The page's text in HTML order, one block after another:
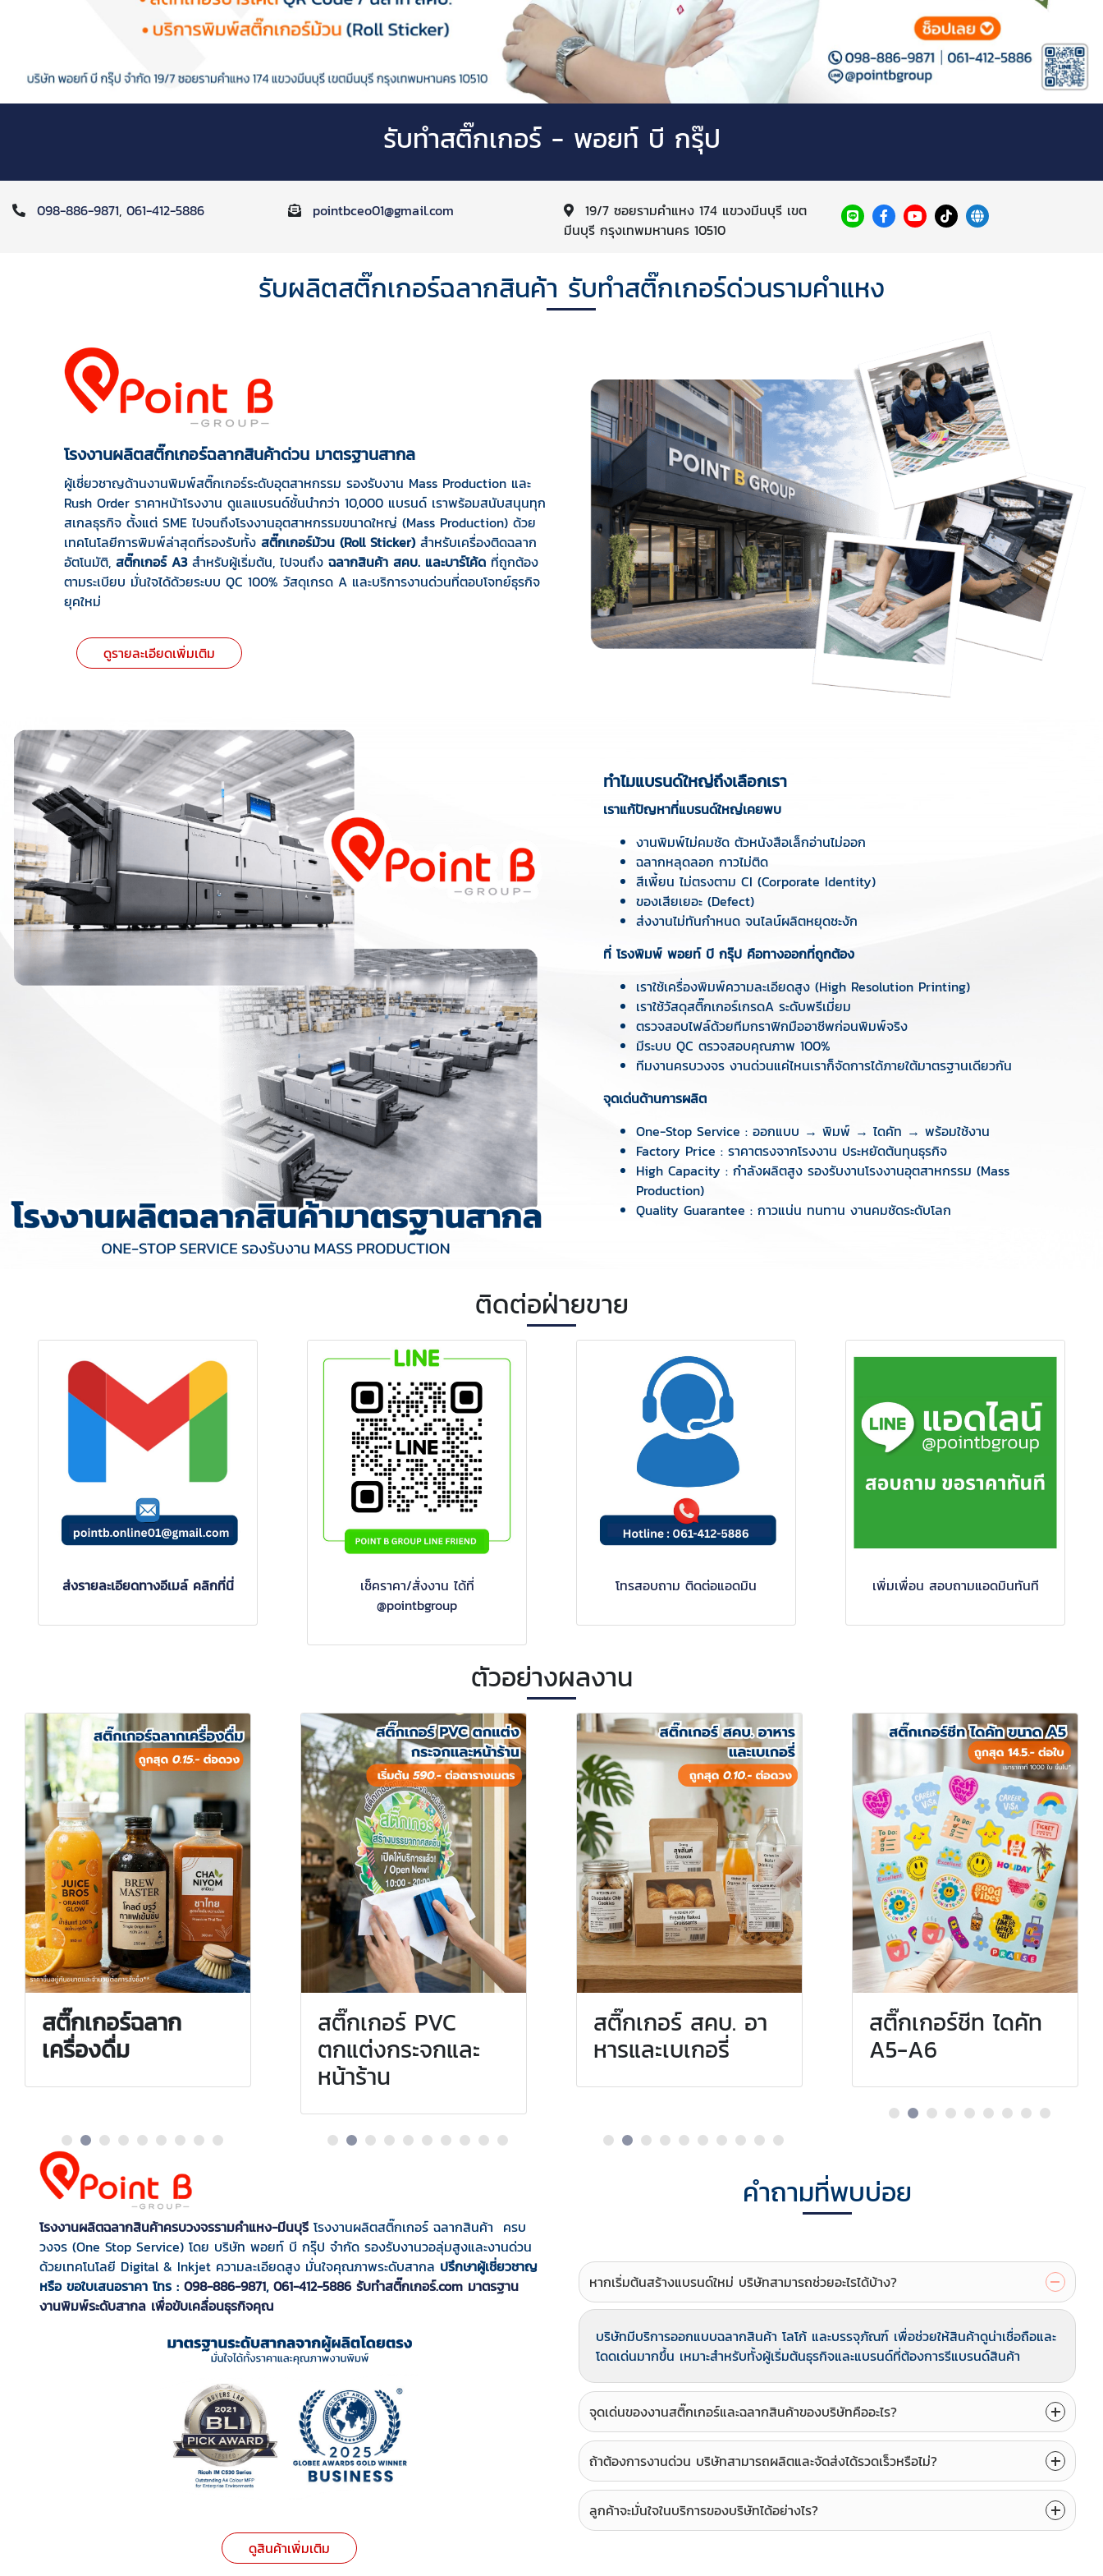
รับทำสติ๊กเกอร์ - พอยท์ บี กรุ๊ป
098-886-9871, 061-412-5886 pointbceo01@gmail.com
19/7 ซอยรามคำแหง 174 แขวงมีนบุรี เขต
มีนบุรี กรุงเทพมหานคร 10510
รับผลิตสติ๊กเกอร์ฉลากสินค้า รับทำสติ๊กเกอร์ด่วนรามคำแหง
โรงงานผลิตสติ๊กเกอร์ฉลากสินค้าด่วน มาตรฐานสากล
ผู้เชี่ยวชาญด้านงานพิมพ์สติ๊กเกอร์ระดับอุตสาหกรรม รองรับงาน Mass Production และ
Rush Order ราคาหน้าโรงงาน ดูแลแบรนด์ชั้นนำกว่า 10,000 แบรนด์ เราพร้อมสนับสนุนทุก
สเกลธุรกิจ ตั้งแต่ SME ไปจนถึงโรงงานอุตสาหกรรมขนาดใหญ่ (Mass Production) ด้วย
เทคโนโลยีการพิมพ์ล่าสุดที่รองรับทั้ง สติ๊กเกอร์ม้วน (Roll Sticker)สำหรับเครื่องติดฉลาก
อัตโนมัติ, สติ๊กเกอร์ A3สำหรับผู้เริ่มต้น, ไปจนถึง ฉลากสินค้า สคบ. และบาร์โค้ด ที่ถูกต้อง
ตามระเบียบ มั่นใจได้ด้วยระบบ QC 100% วัสดุเกรด A และบริการงานด่วนที่ตอบโจทย์ธุรกิจ
ยุคใหม่
ดูรายละเอียดเพิ่มเติม
ทำไมแบรนด์ใหญ่ถึงเลือกเรา
เราแก้ปัญหาที่แบรนด์ใหญ่เคยพบ
งานพิมพ์ไม่คมชัด ตัวหนังสือเล็กอ่านไม่ออก
ฉลากหลุดลอก กาวไม่ติด
สีเพี้ยน ไม่ตรงตาม CI (Corporate Identity)
ของเสียเยอะ (Defect)
ส่งงานไม่ทันกำหนด จนไลน์ผลิตหยุดชะงัก
ที่ โรงพิมพ์ พอยท์ บี กรุ๊ป คือทางออกที่ถูกต้อง
เราใช้เครื่องพิมพ์ความละเอียดสูง (High Resolution Printing)
เราใช้วัสดุสติ๊กเกอร์เกรดA ระดับพรีเมี่ยม
ตรวจสอบไฟล์ด้วยทีมกราฟิกมืออาชีพก่อนพิมพ์จริง
มีระบบ QC ตรวจสอบคุณภาพ 100%
ทีมงานครบวงจร งานด่วนแค่ไหนเราก็จัดการได้ภายใต้มาตรฐานเดียวกัน
จุดเด่นด้านการผลิต
One-Stop Service : ออกแบบ → พิมพ์ → ไดคัท → พร้อมใช้งาน
Factory Price : ราคาตรงจากโรงงาน ประหยัดต้นทุนธุรกิจ
High Capacity : กำลังผลิตสูง รองรับงานโรงงานอุตสาหกรรม (Mass
Production)
Quality Guarantee : กาวแน่น ทนทาน งานคมชัดระดับโลก
ติดต่อฝ่ายขาย
ส่งรายละเอียดทางอีเมล์ คลิกที่นี่
เช็คราคา/สั่งงาน ได้ที่
เช็คราคา/สั่งงาน ได้ที่
@pointbgroup
โทรสอบถาม ติดต่อแอดมิน โทรสอบถาม ติดต่อแอดมิน โทรสอบถาม ติดต่อแอดมิน
เพิ่มเพื่อน สอบถามแอดมินทันที เพิ่มเพื่อน สอบถามแอดมินทันที เพิ่มเพื่อน สอบถามแอดมินทันที
ตัวอย่างผลงาน
สติ๊กเกอร์ฉลาก
เครื่องดื่ม
สติ๊กเกอร์ฉลาก
เครื่องสำอางและ
สกินแคร์
สติ๊กเกอร์ฉลากยา
และอาหารเสริม
สติ๊กเกอร์ฉลากเบเก
อรี่และคาเฟ่
สติ๊กเกอร์
แช่แข็งแล
สติ๊กเกอร์ PVC ติด
รถยนต์และยาน
สติ๊กเกอร์ PVC
ตกแต่งกระจกและ
หน้าร้าน
สติ๊กเกอร์ PVC ป้าย
เตือนและสัญลักษณ์
ความปลอดภัย
สติ๊กเกอร์ PVC
ฉลากสินค้าเคมีภัณฑ์
และน้ำหอม
สติ๊กเ
เทคนิ
ขาว /
ทอง)
สติ๊กเกอร์บาร์โค้ด
ซีเรียลนัมเบอร์และ
รับประกัน
สติ๊กเกอร์ สคบ.
เครื่องสำอางและ
สกินแคร์
สติ๊กเกอร์ สคบ. อา
หารและเบเกอรี่
สติ๊กเกอร์ สคบ. และ
อย. อาหารเสริมและ
เครื่องดื่ม
ส
บา
ไ
สติ๊กเกอร์ชีท ไดคัท
A5-A6
สติ๊กเกอร์ชีท ไดคัท
A5-A6
สติ๊กเกอร์ชีท ไดคัท
A5-A6
โรงงานผลิตฉลากสินค้าครบวงจรรามคำแหง-มีนบุรี โรงงานผลิตสติ๊กเกอร์ ฉลากสินค้า ครบ
วงจร (One Stop Service) โดย บริษัท พอยท์ บี กรุ๊ป จำกัด รองรับงานวอลุ่มสูงและงานด่วน
ด้วยเทคโนโลยี Digital & Inkjet ความละเอียดสูง มั่นใจคุณภาพระดับสากล ปรึกษาผู้เชี่ยวชาญ
หรือ ขอใบเสนอราคา โทร : 098-886-9871, 061-412-5886 รับทำสติ๊กเกอร์.com มาตรฐาน
งานพิมพ์ระดับสากล เพื่อขับเคลื่อนธุรกิจคุณ
ดูสินค้าเพิ่มเติม
คำถามที่พบบ่อย
หากเริ่มต้นสร้างแบรนด์ใหม่ บริษัทสามารถช่วยอะไรได้บ้าง?
บริษัทมีบริการออกแบบฉลากสินค้า โลโก้ และบรรจุภัณฑ์ เพื่อช่วยให้สินค้าดูน่าเชื่อถือและ
โดดเด่นมากขึ้น เหมาะสำหรับทั้งผู้เริ่มต้นธุรกิจและแบรนด์ที่ต้องการรีแบรนด์สินค้า
จุดเด่นของงานสติ๊กเกอร์และฉลากสินค้าของบริษัทคืออะไร?
ถ้าต้องการงานด่วน บริษัทสามารถผลิตและจัดส่งได้รวดเร็วหรือไม่?
ลูกค้าจะมั่นใจในบริการของบริษัทได้อย่างไร?